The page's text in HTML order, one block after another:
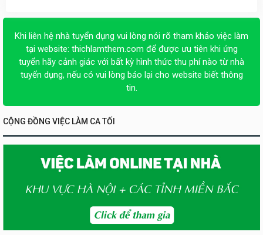
Khi liên hệ nhà tuyển dụng vui lòng nói rõ tham khảo việc làm
tại website: thichlamthem.com để được ưu tiên khi ứng
tuyển hãy cảnh giác với bất kỳ hình thức thu phí nào từ nhà
tuyển dụng, nếu có vui lòng báo lại cho website biết thông
tin.
CỘNG ĐỒNG VIỆC LÀM CA TỐI